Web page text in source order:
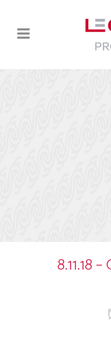
8.11.18